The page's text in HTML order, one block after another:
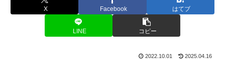
X Facebook はてブ
LINE コピー
2022.10.01 2025.04.16